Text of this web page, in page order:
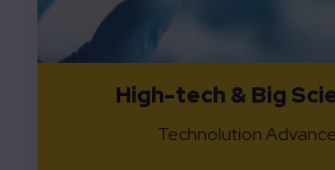
High-tech & Big
Technolution Advance